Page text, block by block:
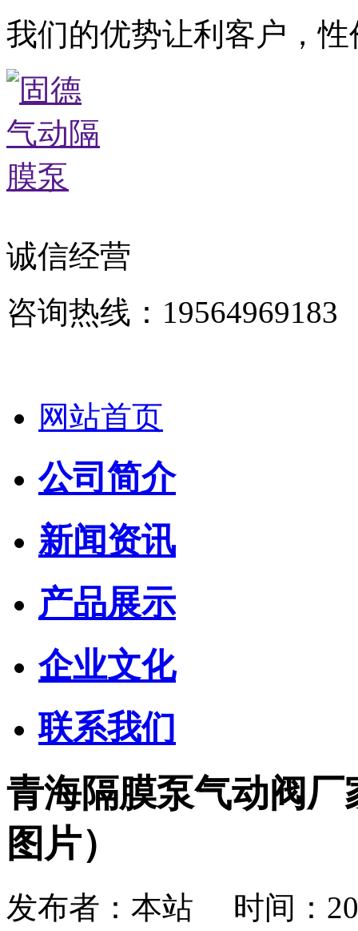
我们的优势让利客户，
诚信经营
咨询热线：19564969183
网站首页
公司简介
新闻资讯
产品展示
企业文化
联系我们
青海隔膜泵气动阀
图片）
发布者：本站 时间：